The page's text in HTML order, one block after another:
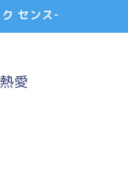
センス-
愛